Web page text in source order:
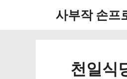
사부작 손프
천일식